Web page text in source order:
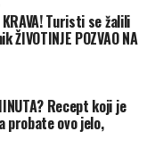
KRAVA! Turisti se žalili
POZVAO NA
Recept koji je
probate ovo jelo,